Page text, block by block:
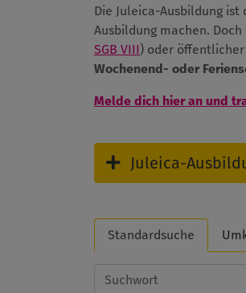
Die Juleica-Ausbildung
Ausbildung machen.
SGB VIII ) oder
Wochenend- oder
Melde dich hier an und
Juleica-
Standardsuche